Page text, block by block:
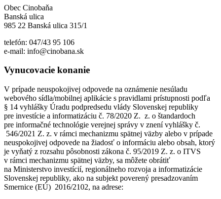
Obec Cinobaňa
Banská ulica
985 22 Banská ulica 315/1
telefón: 047/43 95 106
e-mail: info@cinobana.sk
Vynucovacie konanie
V prípade neuspokojivej odpovede na oznámenie nesúladu
webového sídla/mobilnej aplikácie s pravidlami prístupnosti podľa
§ 14 vyhlášky Úradu podpredsedu vlády Slovenskej republiky
pre investície a informatizáciu č. 78/2020 Z. z. o štandardoch
pre informačné technológie verejnej správy v znení vyhlášky č.
546/2021 Z. z. v rámci mechanizmu spätnej väzby alebo v prípade
neuspokojivej odpovede na žiadosť o informáciu alebo obsah, ktorý
je vyňatý z rozsahu pôsobnosti zákona č. 95/2019 Z. z. o ITVS
v rámci mechanizmu spätnej väzby, sa môžete obrátiť
na Ministerstvo investícií, regionálneho rozvoja a informatizácie
Slovenskej republiky, ako na subjekt poverený presadzovaním
Smernice (EÚ) 2016/2102, na adrese: